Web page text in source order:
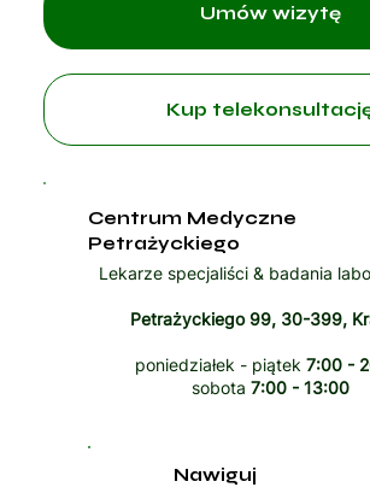
Kup
Centrum Medyczne
Petrażyckiego
Lekarze specjaliści & badania
Petrażyckiego 99, 30-399,
poniedziałek - piątek 7:00 -
sobota 7:00 - 13:00
Nawiguj
Umów wizytę